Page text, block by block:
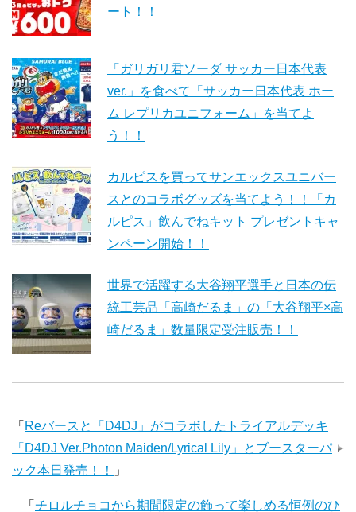
ート！！
「ガリガリ君ソーダ サッカー日本代表
ver.」を食べて「サッカー日本代表 ホー
ム レプリカユニフォーム」を当てよ
う！！
カルピスを買ってサンエックスユニバー
スとのコラボグッズを当てよう！！「カ
ルピス」飲んでねキット プレゼントキャ
ンペーン開始！！
世界で活躍する大谷翔平選手と日本の伝
統工芸品「高崎だるま」の「大谷翔平×高
崎だるま」数量限定受注販売！！
「 Reバースと「D4DJ」がコラボしたトライアルデッキ
「D4DJ Ver.Photon Maiden/Lyrical Lily」とブースターパ
ック本日発売！！
」
「 チロルチョコから期間限定の飾って楽しめる恒例のひ